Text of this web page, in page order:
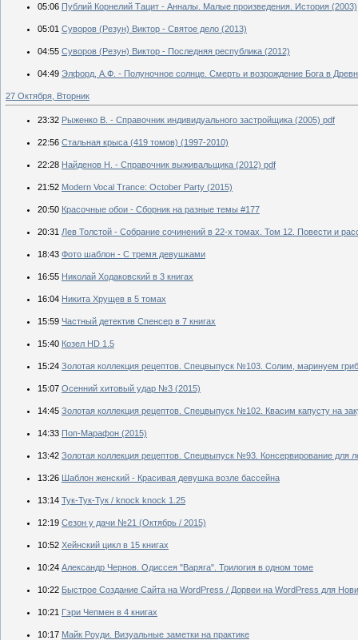
05:06 Публий Корнелий Тацит - Анналы. Малые произведения. История (2003)
05:01 Суворов (Резун) Виктор - Святое дело (2013)
04:55 Суворов (Резун) Виктор - Последняя республика (2012)
04:49 Элфорд, А.Ф. - Полуночное солнце. Смерть и возрождение Бога в
27 Октября, Вторник
23:32 Рыженко В. - Справочник индивидуального застройщика (2005) pdf
22:56 Стальная крыса (419 томов) (1997-2010)
22:28 Найденов Н. - Справочник выживальщика (2012) pdf
21:52 Modern Vocal Trance: October Party (2015)
20:50 Красочные обои - Сборник на разные темы #177
20:31 Лев Толстой - Собрание сочинений в 22-х томах. Том 12. Повести и
18:43 Фото шаблон - С тремя девушками
16:55 Николай Ходаковский в 3 книгах
16:04 Никита Хрущев в 5 томах
15:59 Частный детектив Спенсер в 7 книгах
15:40 Козел HD 1.5
15:24 Золотая коллекция рецептов. Спецвыпуск №103. Солим, маринуем
15:07 Осенний хитовый удар №3 (2015)
14:45 Золотая коллекция рецептов. Спецвыпуск №102. Квасим капусту на
14:33 Поп-Марафон (2015)
13:42 Золотая коллекция рецептов. Спецвыпуск №93. Консервирование для
13:26 Шаблон женский - Красивая девушка возле бассейна
13:14 Тук-Тук-Тук / knock knock 1.25
12:19 Сезон у дачи №21 (Октябрь / 2015)
10:52 Хейнский цикл в 15 книгах
10:24 Александр Чернов. Одиссея "Варяга". Трилогия в одном томе
10:22 Быстрое Создание Сайта на WordPress / Дорвеи на WordPress для
10:21 Гэри Чепмен в 4 книгах
10:17 Майк Роуди. Визуальные заметки на практике